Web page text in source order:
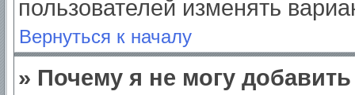
пользователей изменять
Вернуться к началу
» Почему я не могу